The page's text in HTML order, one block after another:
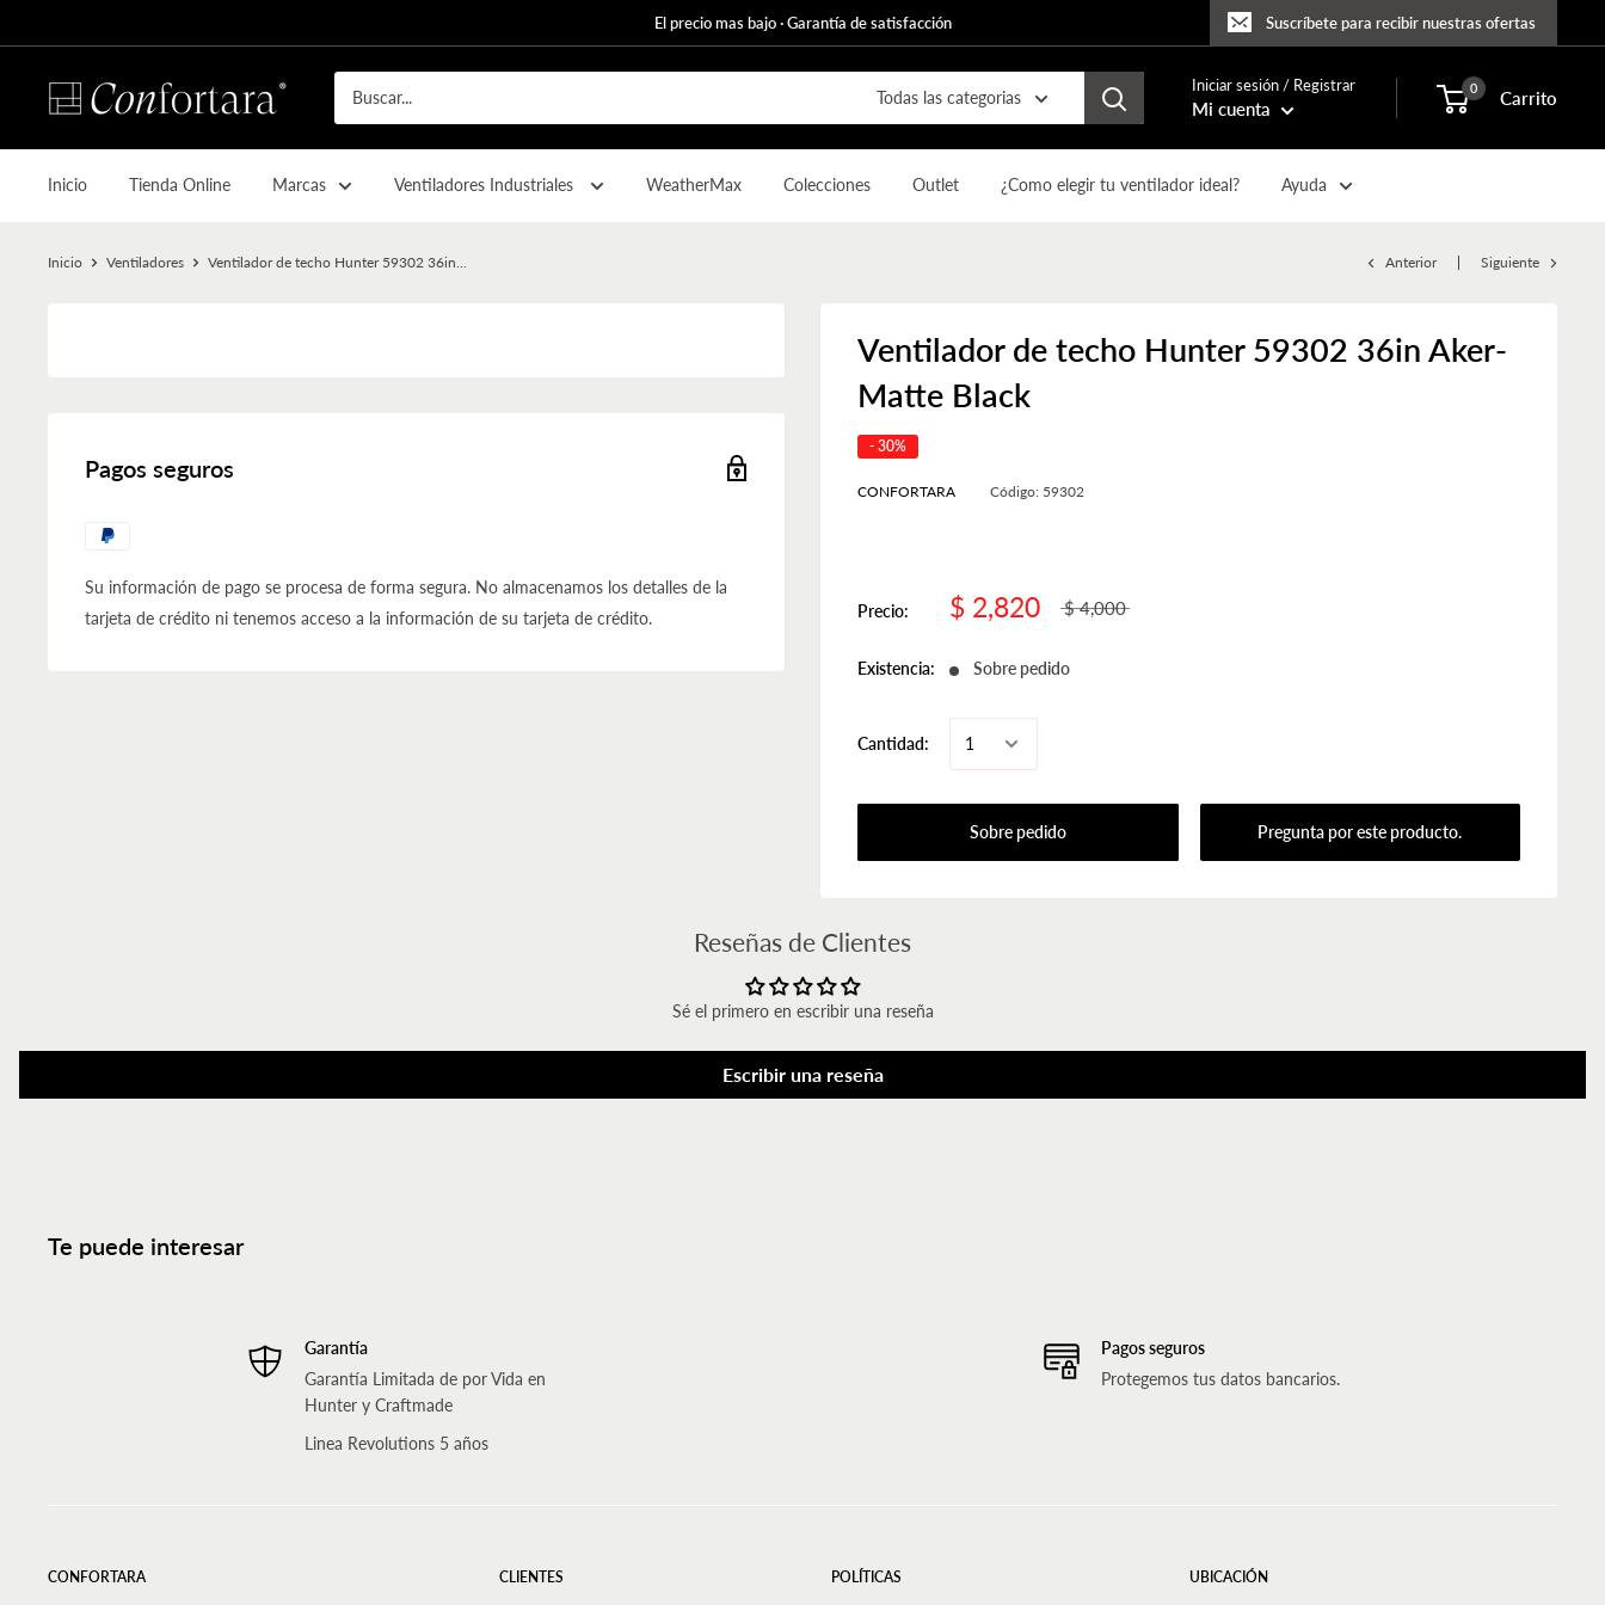
El precio mas bajo · Garantía de satisfacción Suscríbete para recibir nuestras ofertas
Todas las categorias
Iniciar sesión / Registrar
Mi cuenta
0 Carrito
Inicio Tienda Online Marcas Ventiladores Industriales WeatherMax Colecciones Outlet ¿Como elegir tu ventilador ideal? Ayuda
Inicio Ventiladores Ventilador de techo Hunter 59302 36in... Anterior Siguiente
Ventilador de techo Hunter 59302 36in Aker-
Matte Black
- 30%
CONFORTARA Código: 59302
Precio: $ 2,820 $ 4,000
Existencia: Sobre pedido
Cantidad:
Sobre pedido Pregunta por este producto.
Pagos seguros
Su información de pago se procesa de forma segura. No almacenamos los detalles de la
tarjeta de crédito ni tenemos acceso a la información de su tarjeta de crédito.
Reseñas de Clientes
Sé el primero en escribir una reseña
Escribir una reseña
Te puede interesar
Garantía
Garantía Limitada de por Vida en
Hunter y Craftmade
Linea Revolutions 5 años
Pagos seguros
Protegemos tus datos bancarios.
CONFORTARA CLIENTES POLÍTICAS UBICACIÓN